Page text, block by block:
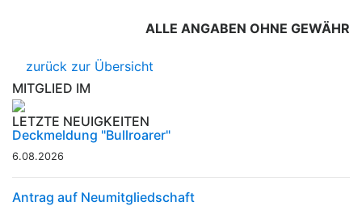
ALLE ANGABEN OHNE GEWÄHR
zurück zur Übersicht
MITGLIED IM
LETZTE NEUIGKEITEN
Deckmeldung "Bullroarer"
6.08.2026
Antrag auf Neumitgliedschaft